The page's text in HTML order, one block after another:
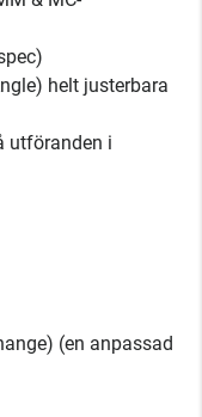
helt justerbara
utföranden i
(en anpassad